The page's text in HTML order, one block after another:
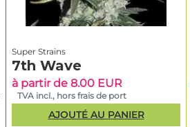
Super Strains
7th Wave
à partir de 8.00 EUR
TVA incl., hors frais de port
AJOUTÉ AU PANIER